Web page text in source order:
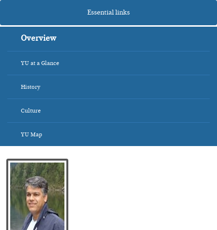
Essential links
Overview
YU at a Glance
History
Culture
YU Map